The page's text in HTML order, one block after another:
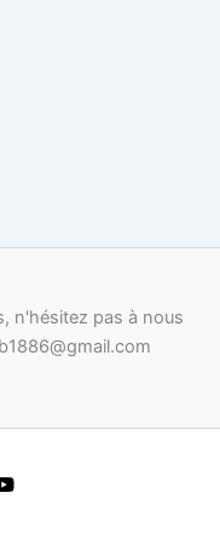
n'hésitez pas à nous